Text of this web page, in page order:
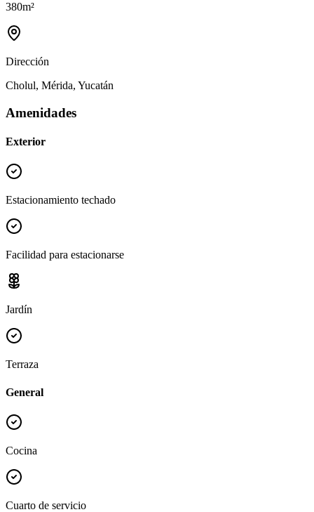
380m²
Dirección
Cholul, Mérida, Yucatán
Amenidades
Exterior
Estacionamiento techado
Facilidad para estacionarse
Jardín
Terraza
General
Cocina
Cuarto de servicio